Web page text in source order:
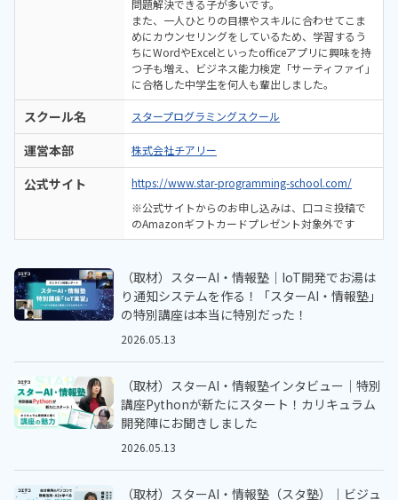
問題解決できる子が多いです。
また、一人ひとりの目標やスキルに合わせてこま
めにカウンセリングをしているため、学習するう
ちにWordやExcelといったofficeアプリに興味を持
つ子も増え、ビジネス能力検定「サーティファイ」
に合格した中学生を何人も輩出しました。
スクール名 スタープログラミングスクール
運営本部 株式会社チアリー
公式サイト
https://www.star-programming-school.com/
※公式サイトからのお申し込みは、口コミ投稿で
のAmazonギフトカードプレゼント対象外です
（取材）スターAI・情報塾｜IoT開発でお湯は
り通知システムを作る！「スターAI・情報塾」
の特別講座は本当に特別だった！
2026.05.13
（取材）スターAI・情報塾インタビュー｜特別
講座Pythonが新たにスタート！カリキュラム
開発陣にお聞きしました
2026.05.13
（取材）スターAI・情報塾（スタ塾）｜ビジュ